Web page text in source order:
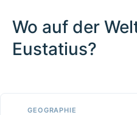
Wo auf der
Eustatius?
GEOGRAPHIE